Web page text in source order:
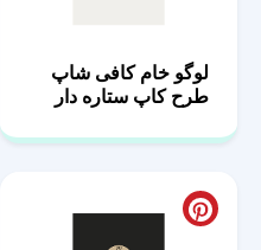
لوگو خام کافی شاپ
طرح کاپ ستاره دار